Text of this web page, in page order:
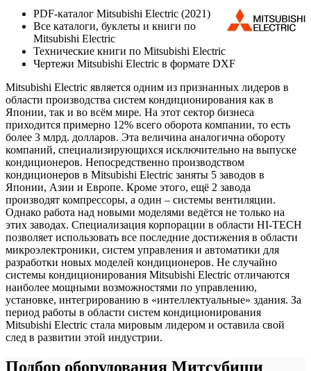
PDF-каталог Mitsubishi Electric (2021)
Все каталоги, буклеты и книги по
Mitsubishi Electric
Технические книги по Mitsubishi Electric
Чертежи Mitsubishi Electric в формате DXF
Mitsubishi Electric является одним из признанных лидеров в
области производства систем кондиционирования как в
Японии, так и во всём мире. На этот сектор бизнеса
приходится примерно 12% всего оборота компании, то есть
более 3 млрд. долларов. Эта величина аналогична обороту
компаний, специализирующихся исключительно на выпуске
кондиционеров. Непосредственно производством
кондиционеров в Mitsubishi Electric заняты 5 заводов в
Японии, Азии и Европе. Кроме этого, ещё 2 завода
производят компрессоры, а один – системы вентиляции.
Однако работа над новыми моделями ведётся не только на
этих заводах. Специализация корпорации в области HI-TECH
позволяет использовать все последние достижения в области
микроэлектроники, систем управления и автоматики для
разработки новых моделей кондиционеров. Не случайно
системы кондиционирования Mitsubishi Electric отличаются
наиболее мощными возможностями по управлению,
установке, интегрированию в «интеллектуальные» здания. За
период работы в области систем кондиционирования
Mitsubishi Electric стала мировым лидером и оставила свой
след в развитии этой индустрии.
Подбор оборудования Митсубиши